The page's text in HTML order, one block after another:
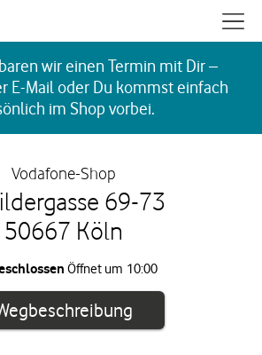
wir einen Termin mit Dir –
E-Mail oder Du kommst einfach
im Shop vorbei.
Vodafone-Shop
69-73
50667 Köln
Öffnet um 10:00
Link öffnet in